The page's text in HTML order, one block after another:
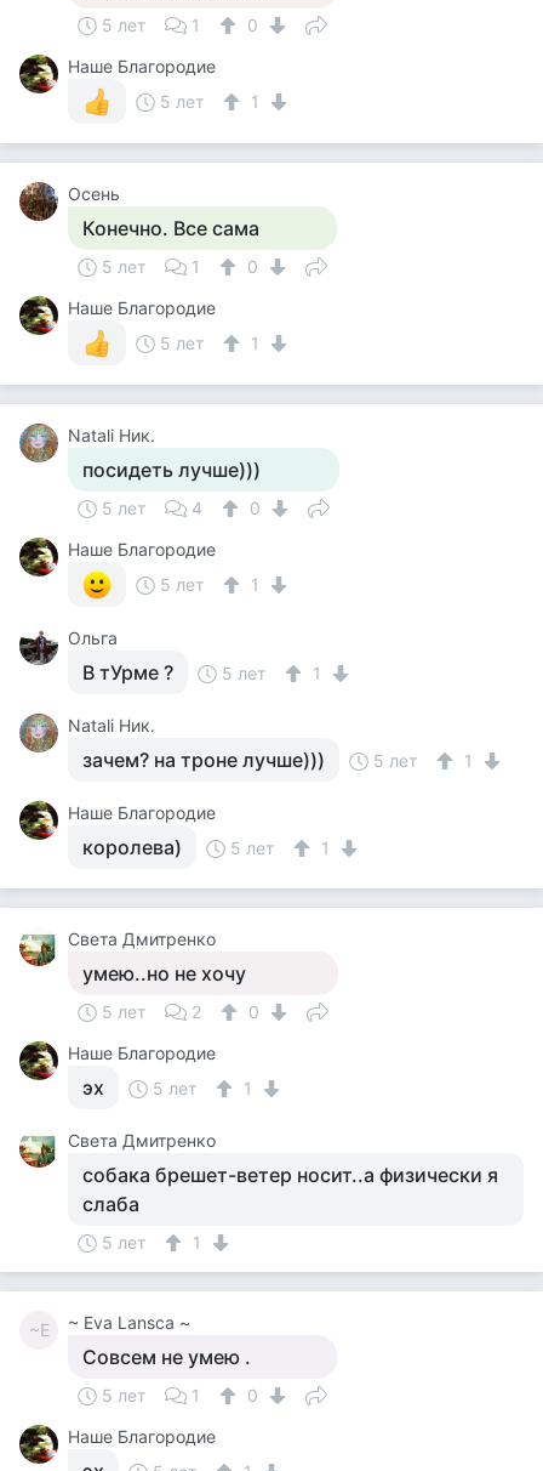
5 лет 1
0
Наше Благородие
5 лет
1
Осень
Конечно. Все сама
5 лет 1
0
Наше Благородие
5 лет
1
Natali Ник.
посидеть лучше)))
5 лет 4
0
Наше Благородие
5 лет
1
Ольга
В тУрме ? 5 лет 1
Natali Ник.
зачем? на троне лучше))) 5 лет 1
Наше Благородие
королева) 5 лет 1
Света Дмитренко
умею..но не хочу
5 лет 2
0
Наше Благородие
эх 5 лет 1
Света Дмитренко
собака брешет-ветер носит..а физически я
слаба
5 лет 1
~E ~ Eva Lansca ~
Совсем не умею .
5 лет 1
0
Наше Благородие